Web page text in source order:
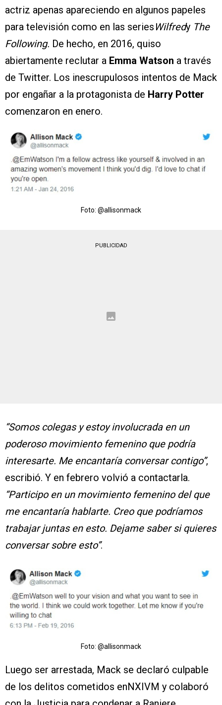
actriz apenas apareciendo en algunos papeles
para televisión como en las series Wilfredy The
Following. De hecho, en 2016, quiso
abiertamente reclutar a Emma Watson a través
de Twitter. Los inescrupulosos intentos de Mack
por engañar a la protagonista de Harry Potter
comenzaron en enero.
Foto: @allisonmack
PUBLICIDAD
“Somos colegas y estoy involucrada en un
poderoso movimiento femenino que podría
interesarte. Me encantaría conversar contigo”,
escribió. Y en febrero volvió a contactarla.
“Participo en un movimiento femenino del que
me encantaría hablarte. Creo que podríamos
trabajar juntas en esto. Dejame saber si quieres
conversar sobre esto”.
Foto: @allisonmack
Luego ser arrestada, Mack se declaró culpable
de los delitos cometidos enNXIVM y colaboró